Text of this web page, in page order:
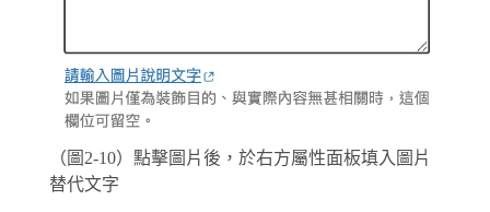
（圖2-10）點擊圖片後，於右方屬性面板填入圖片
替代文字